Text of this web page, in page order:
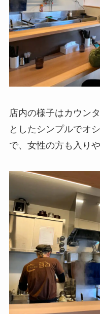
店内の様子はカウン
としたシンプルでオ
で、女性の方も入り